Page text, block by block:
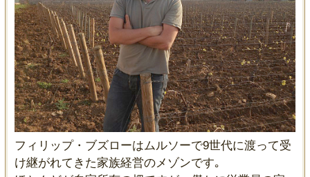
フィリップ・ブズローはムルソーで9世代に渡って受
け継がれてきた家族経営のメゾンです｡